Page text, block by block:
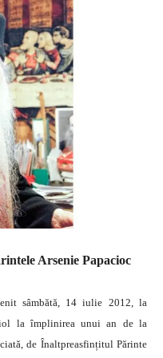
Arsenie Papacioc
sâmbătă, 14 iulie 2012, la
la împlinirea unui an de la
de Înaltpreasfințitul Părinte